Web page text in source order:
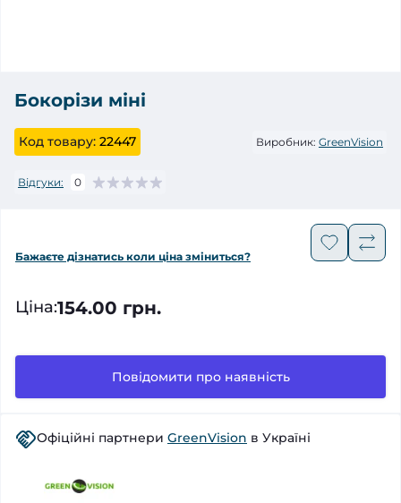
Бокорізи міні
Код товару: 22447 Виробник: GreenVision
Відгуки: 0
Бажаєте дізнатись коли ціна зміниться?
Ціна:154.00 грн.
Повідомити про наявність
Офіційні партнери GreenVision в Україні